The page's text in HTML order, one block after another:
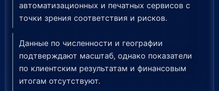
автоматизационных и печатных сервисов с
точки зрения соответствия и рисков.
Данные по численности и географии
подтверждают масштаб, однако показатели
по клиентским результатам и финансовым
итогам отсутствуют.